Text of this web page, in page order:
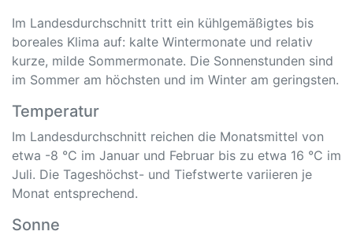
Im Landesdurchschnitt tritt ein kühlgemäßigtes bis
boreales Klima auf: kalte Wintermonate und relativ
kurze, milde Sommermonate. Die Sonnenstunden sind
im Sommer am höchsten und im Winter am geringsten.
Temperatur
Im Landesdurchschnitt reichen die Monatsmittel von
etwa -8 °C im Januar und Februar bis zu etwa 16 °C im
Juli. Die Tageshöchst- und Tiefstwerte variieren je
Monat entsprechend.
Sonne